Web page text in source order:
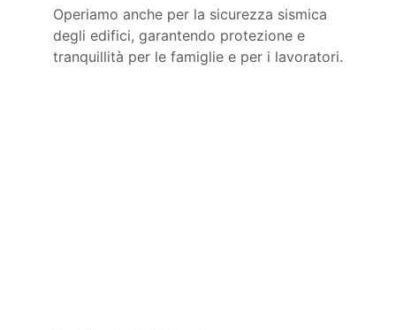
Operiamo anche per la sicurezza sismica
degli edifici, garantendo protezione e
tranquillità per le famiglie e per i lavoratori.